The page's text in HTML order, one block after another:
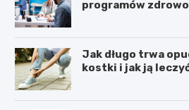
programów
Jak długo trwa
kostki i jak ją